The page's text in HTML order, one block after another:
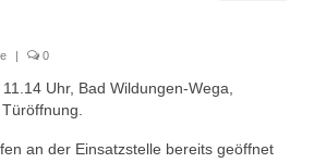
| 0
Uhr, Bad Wildungen-Wega,
an der Einsatzstelle bereits geöffnet